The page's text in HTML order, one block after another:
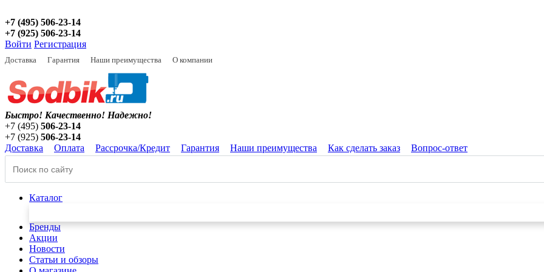
+7 (495) 506-23-14
+7 (925) 506-23-14
Войти Регистрация
Доставка Гарантия Наши преимущества О компании
Быстро! Качественно! Надежно!
+7 (495) 506-23-14
+7 (925) 506-23-14
Доставка
Оплата Рассрочка/Кредит Гарантия Наши преимущества Как сделать заказ Вопрос-ответ
Каталог
Бренды
Акции
Новости
Статьи и обзоры